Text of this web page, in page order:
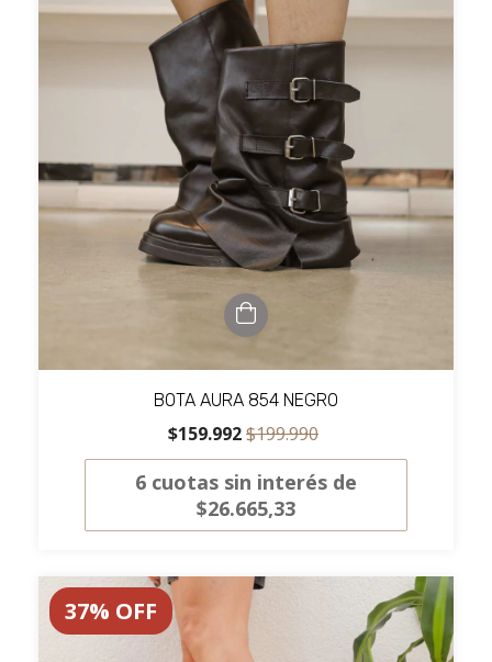
BOTA AURA 854 NEGRO
$159.992$199.990
6 cuotas sin interés de
$26.665,33
37% OFF